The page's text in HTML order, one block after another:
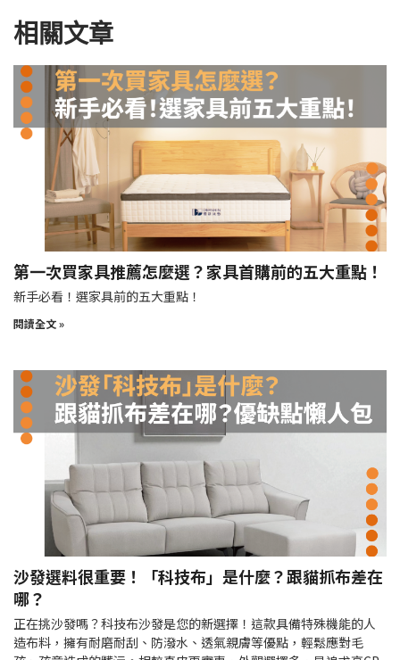
相關文章
第一次買家具推薦怎麼選？家具首購前的五大重點！
新手必看！選家具前的五大重點！
閱讀全文 »
沙發選料很重要！「科技布」是什麼？跟貓抓布差在
哪？
正在挑沙發嗎？科技布沙發是您的新選擇！這款具備特殊機能的人
造布料，擁有耐磨耐刮、防潑水、透氣親膚等優點，輕鬆應對毛